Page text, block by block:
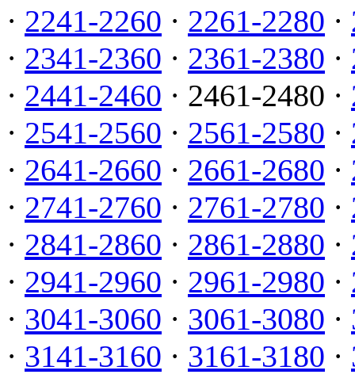
· 2241-2260 · 2261-2280 ·
· 2341-2360 · 2361-2380 ·
· 2441-2460 · 2461-2480 ·
· 2541-2560 · 2561-2580 ·
· 2641-2660 · 2661-2680 ·
· 2741-2760 · 2761-2780 ·
· 2841-2860 · 2861-2880 ·
· 2941-2960 · 2961-2980 ·
· 3041-3060 · 3061-3080 ·
· 3141-3160 · 3161-3180 ·